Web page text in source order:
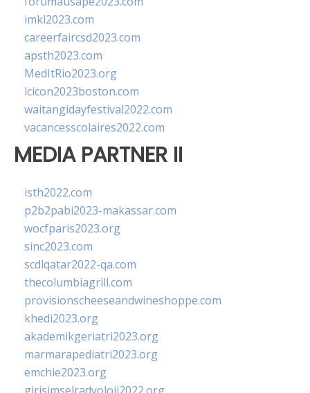
imkl2023.com
careerfaircsd2023.com
apsth2023.com
MedItRio2023.org
lcicon2023boston.com
waitangidayfestival2022.com
vacancesscolaires2022.com
MEDIA PARTNER II
isth2022.com
p2b2pabi2023-makassar.com
wocfparis2023.org
sinc2023.com
scdlqatar2022-qa.com
thecolumbiagrill.com
provisionscheeseandwineshoppe.com
khedi2023.org
akademikgeriatri2023.org
marmarapediatri2023.org
emchie2023.org